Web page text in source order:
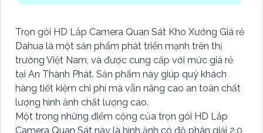
Trọn gói HD Lắp Camera Quan Sát Kho Xưởng Giá rẻ
Dahua là một sản phẩm phát triển mạnh trên thị
trường Việt Nam, và được cung cấp với mức giá rẻ
tại An Thành Phát. Sản phẩm này giúp quý khách
hàng tiết kiệm chi phí mà vẫn nâng cao an toàn chất
lượng hình ảnh chất lượng cao.
Một trong những điểm cộng của trọn gói HD Lắp
Camera Quan Sát này là hình ảnh có độ phân giải 2.0